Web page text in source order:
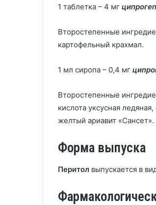
1 таблетка – 4 мг
Второстепенные
картофельный крахмал.
1 мл сиропа – 0,4 мг
Второстепенные
кислота уксусная
желтый ариавит «Сансет».
Форма выпуска
Перитол выпускается в